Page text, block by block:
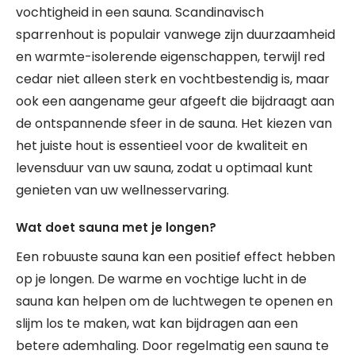
vochtigheid in een sauna. Scandinavisch
sparrenhout is populair vanwege zijn duurzaamheid
en warmte-isolerende eigenschappen, terwijl red
cedar niet alleen sterk en vochtbestendig is, maar
ook een aangename geur afgeeft die bijdraagt aan
de ontspannende sfeer in de sauna. Het kiezen van
het juiste hout is essentieel voor de kwaliteit en
levensduur van uw sauna, zodat u optimaal kunt
genieten van uw wellnesservaring.
Wat doet sauna met je longen?
Een robuuste sauna kan een positief effect hebben
op je longen. De warme en vochtige lucht in de
sauna kan helpen om de luchtwegen te openen en
slijm los te maken, wat kan bijdragen aan een
betere ademhaling. Door regelmatig een sauna te